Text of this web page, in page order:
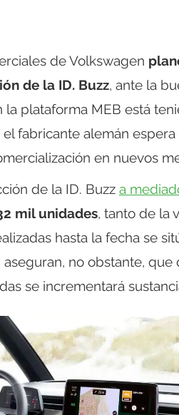
de Volkswagen
de la ID. Buzz, ante la
plataforma MEB está
fabricante alemán
en nuevos
de la ID. Buzz a
mil unidades, tanto de la
hasta la fecha se
no obstante,
se incrementará